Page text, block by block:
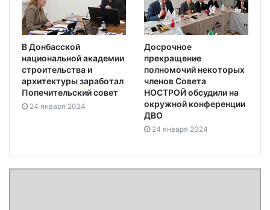
В Донбасской
национальной академии
строительства и
архитектуры заработал
Попечительский совет
24 января 2024
Досрочное
прекращение
полномочий некоторых
членов Совета
НОСТРОЙ обсудили на
окружной конференции
ДВО
24 января 2024